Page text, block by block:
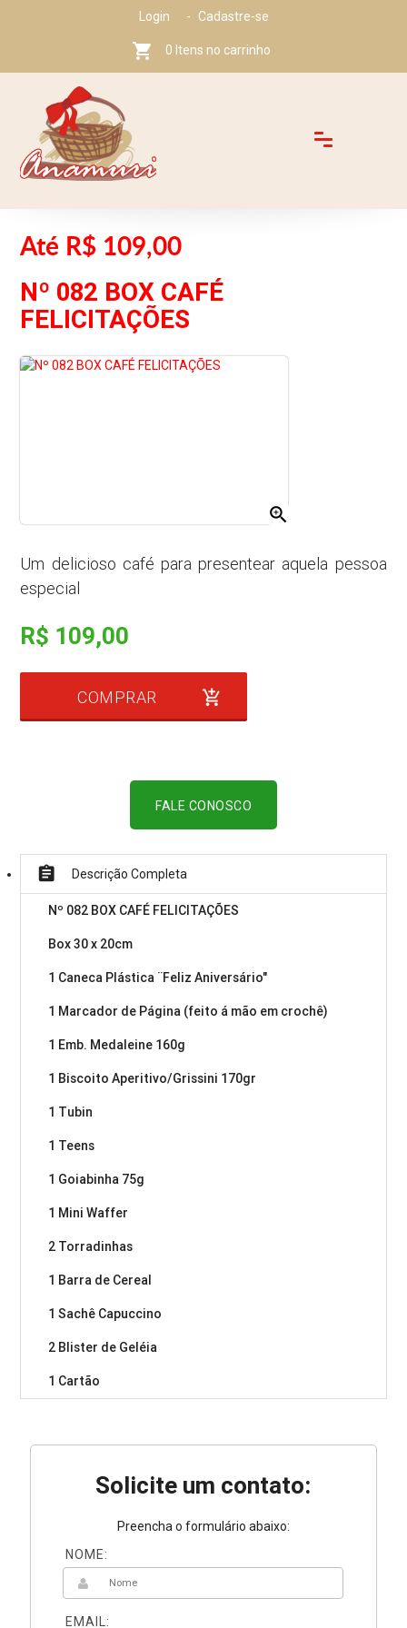
Login - Cadastre-se
shopping_cart 0 Itens no carrinho
Até R$ 109,00
Nº 082 BOX CAFÉ
FELICITAÇÕES
zoom_in
Um delicioso café para presentear aquela pessoa
especial
R$ 109,00
add_shopping_cart
COMPRAR
FALE CONOSCO
assignment Descrição Completa
Nº 082 BOX CAFÉ FELICITAÇÕES
Box 30 x 20cm
1 Caneca Plástica ¨Feliz Aniversário"
1 Marcador de Página (feito á mão em crochê)
1 Emb. Medaleine 160g
1 Biscoito Aperitivo/Grissini 170gr
1 Tubin
1 Teens
1 Goiabinha 75g
1 Mini Waffer
2 Torradinhas
1 Barra de Cereal
1 Sachê Capuccino
2 Blister de Geléia
1 Cartão
Solicite um contato:
Preencha o formulário abaixo:
NOME:
EMAIL: